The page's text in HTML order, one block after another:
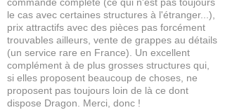
commande complète (ce qui n'est pas toujours
le cas avec certaines structures à l'étranger...),
prix attractifs avec des pièces pas forcément
trouvables ailleurs, vente de grappes au détails
(un service rare en France). Un excellent
complément à de plus grosses structures qui,
si elles proposent beaucoup de choses, ne
proposent pas toujours loin de là ce dont
dispose Dragon. Merci, donc !